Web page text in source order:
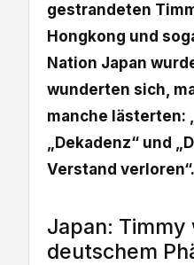
gestrandeten
Hongkong und
Nation Japan
wunderten sich,
manche lästerten:
„Dekadenz“ und
Verstand verloren“.
Japan: Timmy
deutschem